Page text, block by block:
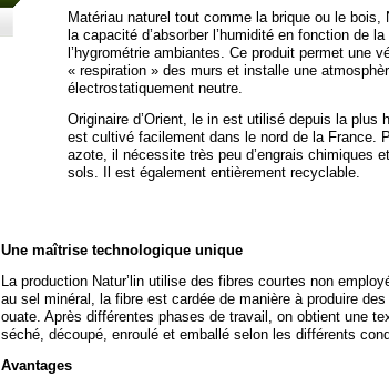
Matériau naturel tout comme la brique ou le bois,
la capacité d’absorber l’humidité en fonction de
l’hygrométrie ambiantes. Ce produit permet une
« respiration » des murs et installe une
électrostatiquement neutre.
Originaire d’Orient, le in est utilisé depuis la plus
est cultivé facilement dans le nord de la France.
azote, il nécessite très peu d’engrais chimiques
sols. Il est également entièrement recyclable.
Une maîtrise technologique unique
La production Natur’lin utilise des fibres courtes non
au sel minéral, la fibre est cardée de manière à produire
ouate. Après différentes phases de travail, on obtient une
séché, découpé, enroulé et emballé selon les différents
Avantages